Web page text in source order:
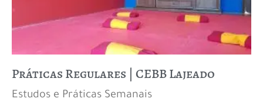
Práticas Regulares | CEBB Lajeado
Estudos e Práticas Semanais